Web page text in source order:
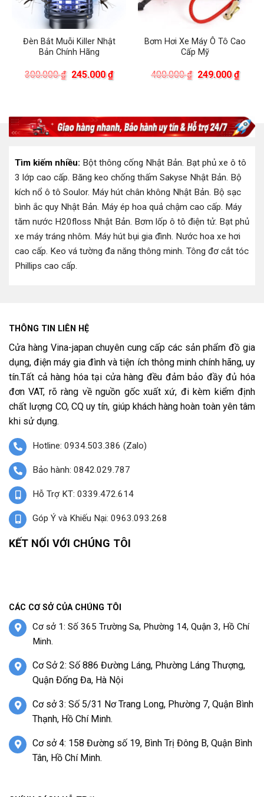
Đèn Bắt Muỗi Killer Nhật
Bản Chính Hãng
300.000₫ Giá
245.000₫Giá
hiện
Bơm Hơi Xe Máy Ô Tô Cao
Cấp Mỹ
400.000₫ Giá
249.000₫Giá
hiện
Tìm kiếm nhiều: Bột thông cống Nhật Bản. Bạt phủ xe ô tô
3 lớp cao cấp. Băng keo chống thấm Sakyse Nhật Bản. Bộ
kích nổ ô tô Soulor. Máy hút chân không Nhật Bản. Bộ sạc
bình ắc quy Nhật Bản. Máy ép hoa quả chậm cao cấp. Máy
tăm nước H20floss Nhật Bản. Bơm lốp ô tô điện tử. Bạt phủ
xe máy tráng nhôm. Máy hút bụi gia đình. Nước hoa xe hơi
cao cấp. Keo vá tường đa năng thông minh. Tông đơ cắt tóc
Phillips cao cấp.
THÔNG TIN LIÊN HỆ
Cửa hàng Vina-japan chuyên cung cấp các sản phẩm đồ gia
dụng, điện máy gia đình và tiện ích thông minh chính hãng, uy
tín.Tất cả hàng hóa tại cửa hàng đều đảm bảo đầy đủ hóa
đơn VAT, rõ ràng về nguồn gốc xuất xứ, đi kèm kiểm định
chất lượng CO, CQ uy tín, giúp khách hàng hoàn toàn yên tâm
khi sử dụng.
Hotline: 0934.503.386 (Zalo)
Bảo hành: 0842.029.787
Hỗ Trợ KT: 0339.472.614
Góp Ý và Khiếu Nại: 0963.093.268
KẾT NỐI VỚI CHÚNG TÔI
CÁC CƠ SỞ CỦA CHÚNG TÔI
Cơ sở 1: Số 365 Trường Sa, Phường 14, Quận 3, Hồ Chí
Minh.
Cơ Sở 2: Số 886 Đường Láng, Phường Láng Thượng,
Quận Đống Đa, Hà Nội
Cơ sở 3: Số 5/31 Nơ Trang Long, Phường 7, Quận Bình
Thạnh, Hồ Chí Minh.
Cơ sở 4: 158 Đường số 19, Bình Trị Đông B, Quận Bình
Tân, Hồ Chí Minh.